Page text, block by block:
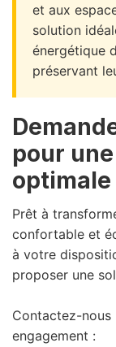
et aux
solution
énergétique
préservant
pour
optimale
Prêt à
confortable et
à votre
proposer une
Contactez-
engagement :